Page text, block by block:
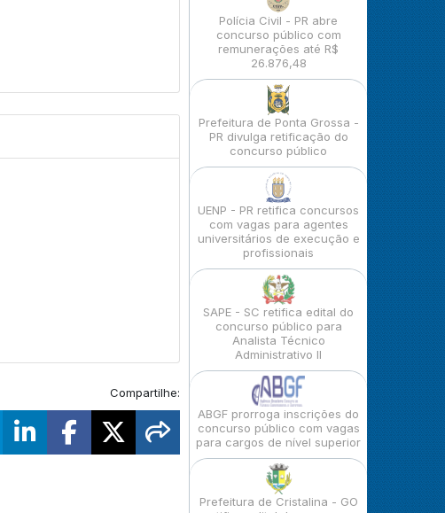
Compartilhe:
Polícia Civil - PR abre
concurso público com
remunerações até R$
26.876,48
Prefeitura de Ponta Grossa -
PR divulga retificação do
concurso público
UENP - PR retifica concursos
com vagas para agentes
universitários de execução e
profissionais
SAPE - SC retifica edital do
concurso público para
Analista Técnico
Administrativo II
ABGF prorroga inscrições do
concurso público com vagas
para cargos de nível superior
Prefeitura de Cristalina - GO